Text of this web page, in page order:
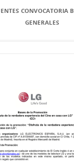
CONVOCATORIA
GENERALES